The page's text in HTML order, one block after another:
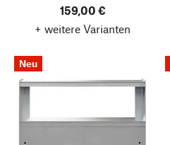
159,00 €
+ weitere Varianten
Neu